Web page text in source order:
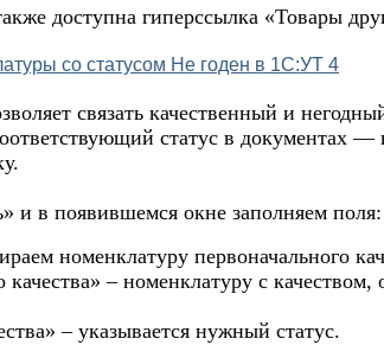
доступна гиперссылка «Товары
связать качественный и
статус в документах
и в появившемся окне заполняем поля:
номенклатуру первоначального
качества» – номенклатуру с
– указывается нужный статус.